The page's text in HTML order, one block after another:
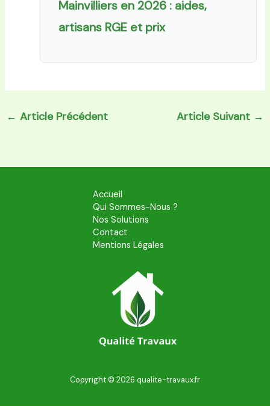
Mainvilliers en 2026 : aides,
artisans RGE et prix
← Article Précédent Article Suivant →
Accueil
Qui Sommes-Nous ?
Nos Solutions
Contact
Mentions Légales
Copyright © 2026 qualite-travaux.fr